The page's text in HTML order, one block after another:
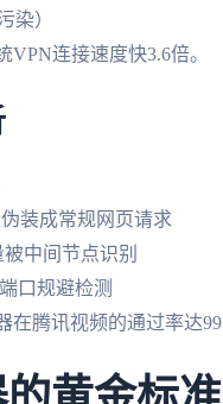
染）
连接速度快3.6倍。
装成常规网页请求
中间节点识别
口规避检测
腾讯视频的通过率达